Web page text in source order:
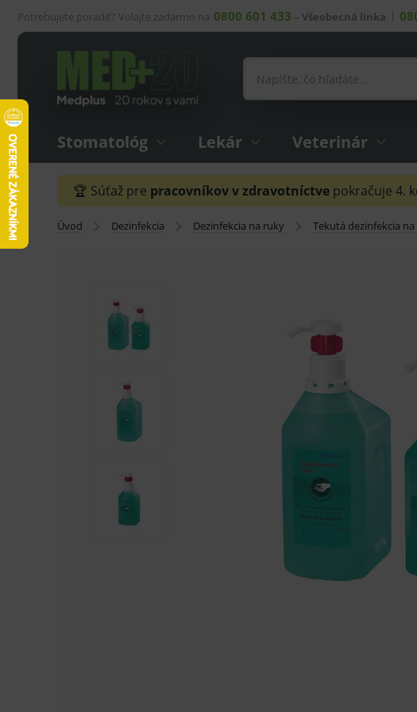
Potrebujete poradiť? Volajte zadarmo na 0800 601 433 – Všeobecná linka
Stomatológ Lekár Veterinár
🏆 Súťaž pre pracovníkov v zdravotníctve pokračuje 4.
Úvod Dezinfekcia Dezinfekcia na ruky Tekutá dezinfekcia